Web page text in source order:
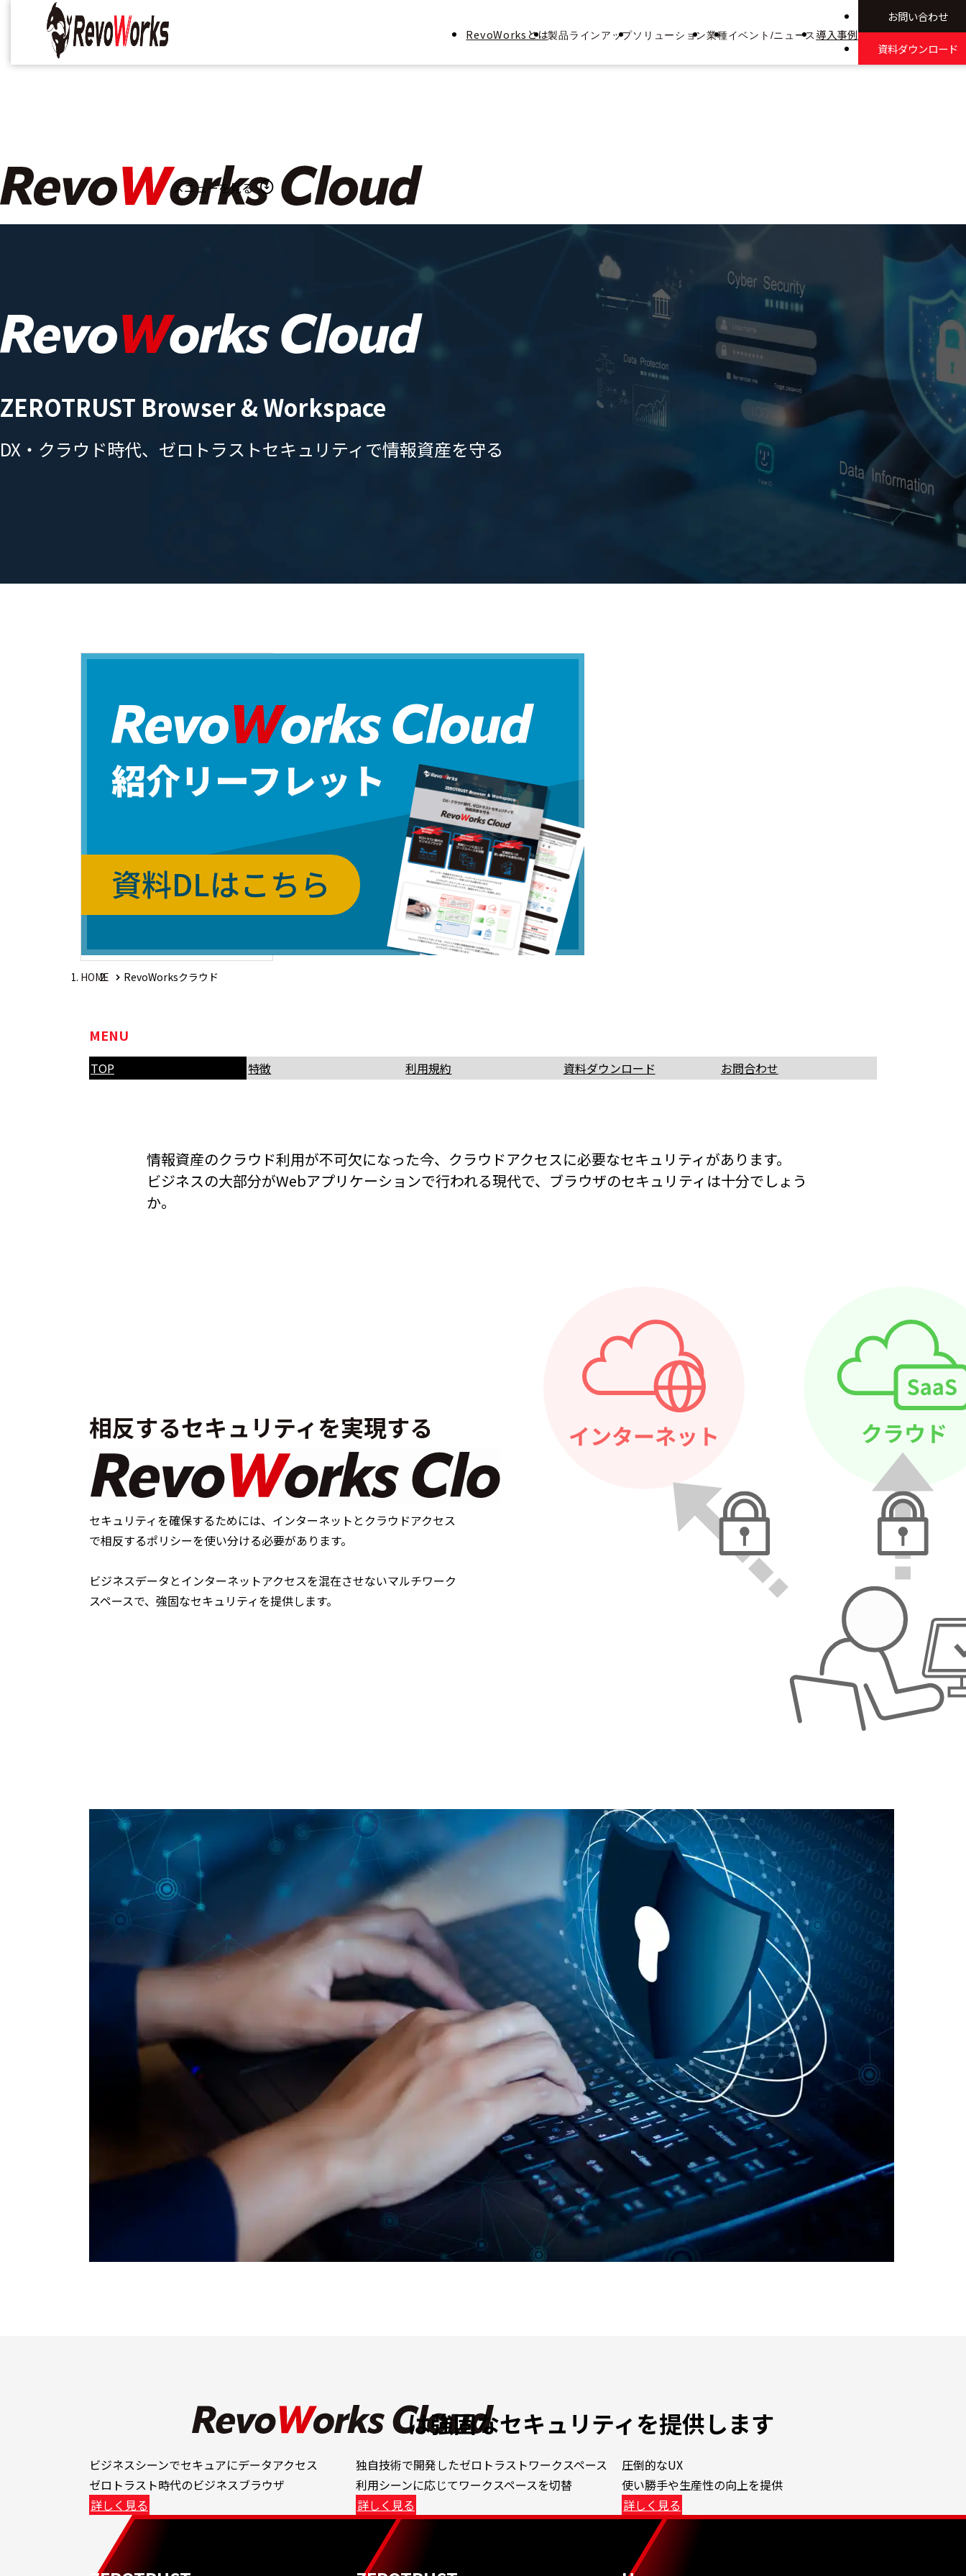
RevoWorksとは製品ラインアップ
RevoWorks ZENMU-
RevoWorks SCVX
ソリューション業種イベント/ニュース 導入事例
お問い合わせ
資料ダウンロード
メニューを見る arrow_circle_down
ZEROTRUST Browser & Workspace
DX・ クラウド時代、 ゼロトラストセキュリティで情報資産を守る
HOME RevoWorksクラウド
MENU
TOP 特徴 利用規約 資料ダウンロード お問合わせ
情報資産のクラウド利用が不可欠になった今、クラウドアクセスに必要なセキュリティがあります。
ビジネスの大部分がWebアプリケーションで行われる現代で、ブラウザのセキュリティは十分でしょう
か。
相反するセキュリティを実現する
セキュリティを確保するためには、インターネットとクラウドアクセス
で相反するポリシーを使い分ける必要があります。
ビジネスデータとインターネットアクセスを混在させないマルチワーク
スペースで、強固なセキュリティを提供します。
マルチワークスペースは、マルウェア対策や情報漏洩対策にも効果的で
す。
マルウェアが動作できないセキュアなワークスペースや、情報資産を扱
うワークスペースを活用することで、ビジネスデータを強固に守ります。
は強固なセキュリティを提供します
ビジネスシーンでセキュアにデータアクセス
ゼロトラスト時代のビジネスブラウザ
詳しく見る
独自技術で開発したゼロトラストワークスペース
利用シーンに応じてワークスペースを切替
詳しく見る
圧倒的なUX
使い勝手や生産性の向上を提供
詳しく見る